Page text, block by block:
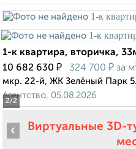
2/2
1-к квартира, вторичка,
10 682 630 ₽ 324 700 ₽ за
мкр. 22-й, ЖК Зелёный Парк
Агентство, 05.08.2026
Виртуальные 3D-
‹